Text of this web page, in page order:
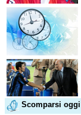
Scomparsi oggi